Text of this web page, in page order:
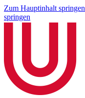
Zum Hauptinhalt springen
springen